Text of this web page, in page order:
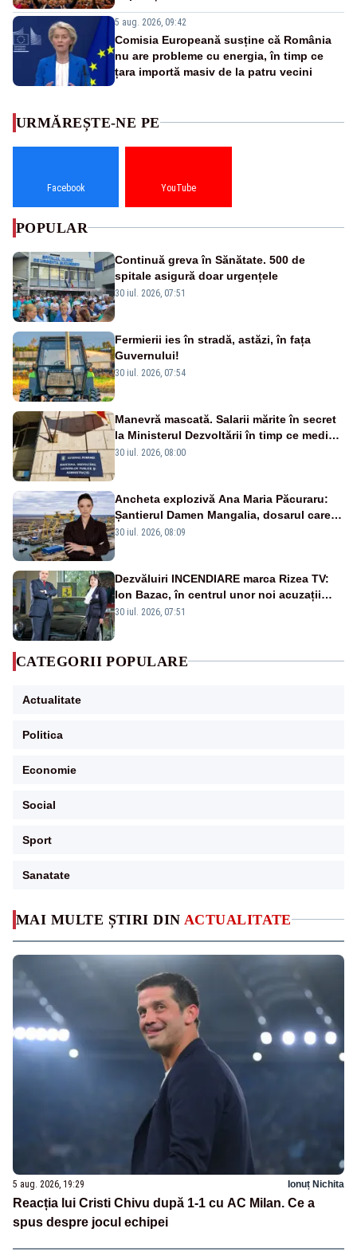
5 aug. 2026, 09:42
Comisia Europeană susține că România
nu are probleme cu energia, în timp ce
țara importă masiv de la patru vecini
MAI MULTE ȘTIRI DIN ACTUALITATE
5 aug. 2026, 19:29 Ionuț Nichita
Reacția lui Cristi Chivu după 1-1 cu AC Milan. Ce a
spus despre jocul echipei
URMĂREȘTE-NE PE
Facebook YouTube
POPULAR
Continuă greva în Sănătate. 500 de
spitale asigură doar urgențele
30 iul. 2026, 07:51
Fermierii ies în stradă, astăzi, în fața
Guvernului!
30 iul. 2026, 07:54
Manevră mascată. Salarii mărite în secret
la Ministerul Dezvoltării în timp ce medicii
ies în stradă
30 iul. 2026, 08:00
Ancheta explozivă Ana Maria Păcuraru:
Șantierul Damen Mangalia, dosarul care
scufundă apărarea României
30 iul. 2026, 08:09
Dezvăluiri INCENDIARE marca Rizea TV:
Ion Bazac, în centrul unor noi acuzații
publice
30 iul. 2026, 07:51
CATEGORII POPULARE
Actualitate
Politica
Economie
Social
Sport
Sanatate